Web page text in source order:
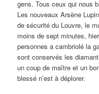
gens. Tous ceux qui nous
Les nouveaux Arsène
de sécurité du Louvre, le
moins de sept minutes,
personnes a cambriolé la
sont conservés les
un coup de maître et un
blessé n’est à déplorer.